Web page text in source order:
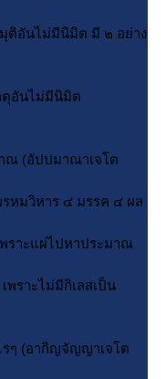
นไม่มีนิมิต มี ๒ อย่าง
นไม่มีนิมิต
(อัปปมาณาเจโต
วิหาร ๔ มรรค ๔ ผล
ะแผ่ไปหาประมาณ
าะไม่มีกิเลสเป็น
(อากิญจัญญาเจโต